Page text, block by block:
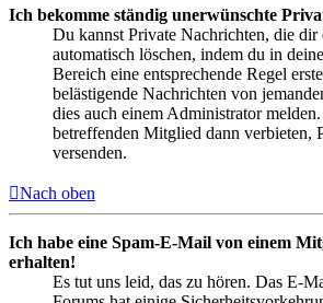
Ich bekomme ständig unerwünschte
Du kannst Private Nachrichten, die dir
automatisch löschen, indem du in
Bereich eine entsprechende Regel
belästigende Nachrichten von
dies auch einem Administrator
betreffenden Mitglied dann verbieten,
versenden.
Nach oben
Ich habe eine Spam-E-Mail von einem
erhalten!
Es tut uns leid, das zu hören. Das E-